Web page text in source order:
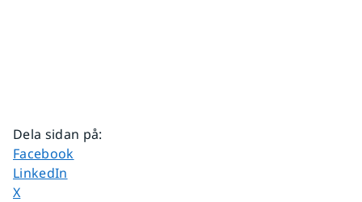
Dela sidan på:
Dela sidan på
Facebook
Dela sidan på
LinkedIn
Dela sidan på
X